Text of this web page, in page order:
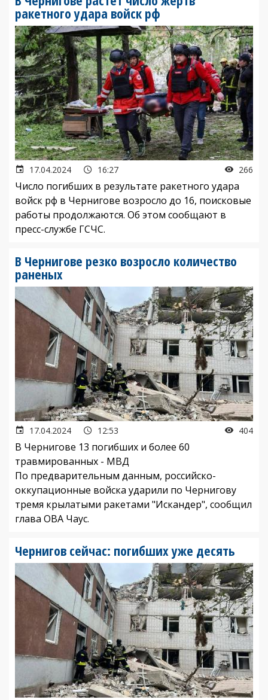
ракетного удара войск рф
17.04.2024 16:27 266
Число погибших в результате ракетного удара
войск рф в Чернигове возросло до 16, поисковые
работы продолжаются. Об этом сообщают в
пресс-службе ГСЧС.
В Чернигове резко возросло количество
раненых
17.04.2024 12:53 404
В Чернигове 13 погибших и более 60
травмированных - МВД
По предварительным данным, российско-
оккупационные войска ударили по Чернигову
тремя крылатыми ракетами "Искандер", сообщил
глава ОВА Чаус.
Чернигов сейчас: погибших уже десять